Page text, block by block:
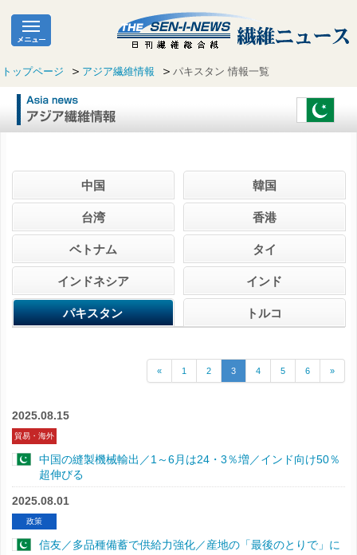
トップページ アジア繊維情報 パキスタン 情報一覧
中国 韓国
台湾 香港
ベトナム タイ
インドネシア インド
パキスタン トルコ
« 1 2 3 4 5 6 »
2025.08.15
貿易・海外
中国の縫製機械輸出／1～6月は24・3％増／インド向け50％
超伸びる
2025.08.01
政策
信友／多品種備蓄で供給力強化／産地の「最後のとりで」に